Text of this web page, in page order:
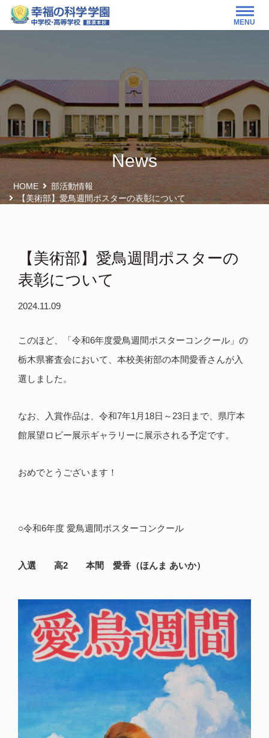
MENU
News
HOME
部活動情報
【美術部】愛鳥週間ポスターの表彰について
【美術部】愛鳥週間ポスターの
表彰について
2024.11.09
このほど、「令和6年度愛鳥週間ポスターコンクール」の
栃木県審査会において、本校美術部の本間愛香さんが入
選しました。
なお、入賞作品は、令和7年1月18日～23日まで、県庁本
館展望ロビー展示ギャラリーに展示される予定です。
おめでとうございます！
○令和6年度 愛鳥週間ポスターコンクール
入選 高2 本間 愛香（ほんま あいか）